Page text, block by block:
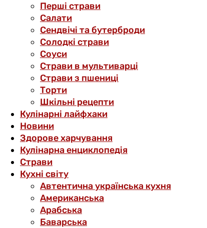
Перші страви
Салати
Сендвічі та бутерброди
Солодкі страви
Соуси
Страви в мультиварці
Страви з пшениці
Торти
Шкільні рецепти
Кулінарні лайфхаки
Новини
Здорове харчування
Кулінарна енциклопедія
Страви
Кухні світу
Автентична українська кухня
Американська
Арабська
Баварська